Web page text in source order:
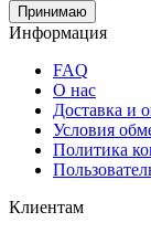
Принимаю
Информация
FAQ
О нас
Доставка и
Условия
Политика
Клиентам